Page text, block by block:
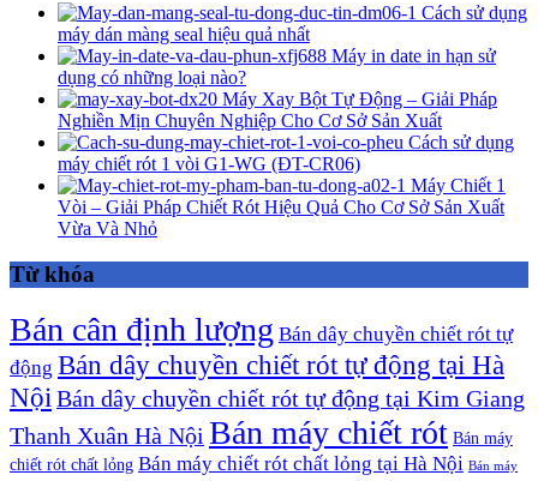
Cách sử dụng
máy dán màng seal hiệu quả nhất
Máy in date in hạn sử
dụng có những loại nào?
Máy Xay Bột Tự Động – Giải Pháp
Nghiền Mịn Chuyên Nghiệp Cho Cơ Sở Sản Xuất
Cách sử dụng
máy chiết rót 1 vòi G1-WG (ĐT-CR06)
Máy Chiết 1
Vòi – Giải Pháp Chiết Rót Hiệu Quả Cho Cơ Sở Sản Xuất
Vừa Và Nhỏ
Từ khóa
Bán cân định lượng Bán dây chuyền chiết rót tự
động Bán dây chuyền chiết rót tự động tại Hà
Nội Bán dây chuyền chiết rót tự động tại Kim Giang
Thanh Xuân Hà Nội Bán máy chiết rót Bán máy
chiết rót chất lỏng Bán máy chiết rót chất lỏng tại Hà Nội Bán máy